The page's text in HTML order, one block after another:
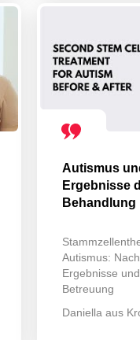
Autismus
Ergebnisse
Behandlung
Autismus:
Ergebnisse
Betreuung
Daniella aus